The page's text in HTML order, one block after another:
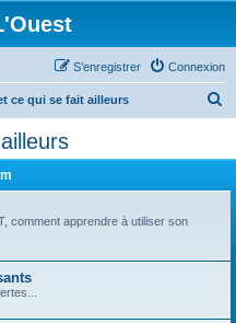
Connexion
S’enregistrer
ce qui se fait ailleurs
comment apprendre à utiliser son